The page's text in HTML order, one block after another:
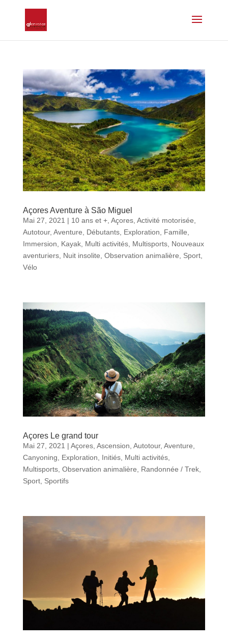
Açores Aventure à São Miguel
Mai 27, 2021 | 10 ans et +, Açores, Activité motorisée
Autotour, Aventure Débutants, Exploration Famille
Immersion
Kayak, Multi activités, Multisports, Nouveaux
aventuriers, Nuit insolite Observation animalière Sport,
Vélo
Açores Le grand tour
Mai 27, 2021 | Açores, Ascension Autotour, Aventure
Canyoning
Exploration Initiés, Multi activités,
Multisports, Observation animalière Randonnée / Trek,
Sport, Sportifs